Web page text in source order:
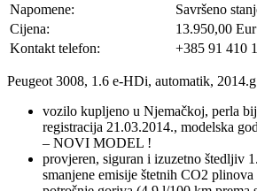
Napomene:
Savršeno
Cijena:
13.950,00 Eur
Kontakt telefon:
+385 91 410
Peugeot 3008, 1.6 e-HDi, automatik,
vozilo kupljeno u Njemačkoj, perla
registracija 21.03.2014., modelska
– NOVI MODEL !
provjeren, siguran i izuzetno štedljiv
smanjene emisije štetnih CO2